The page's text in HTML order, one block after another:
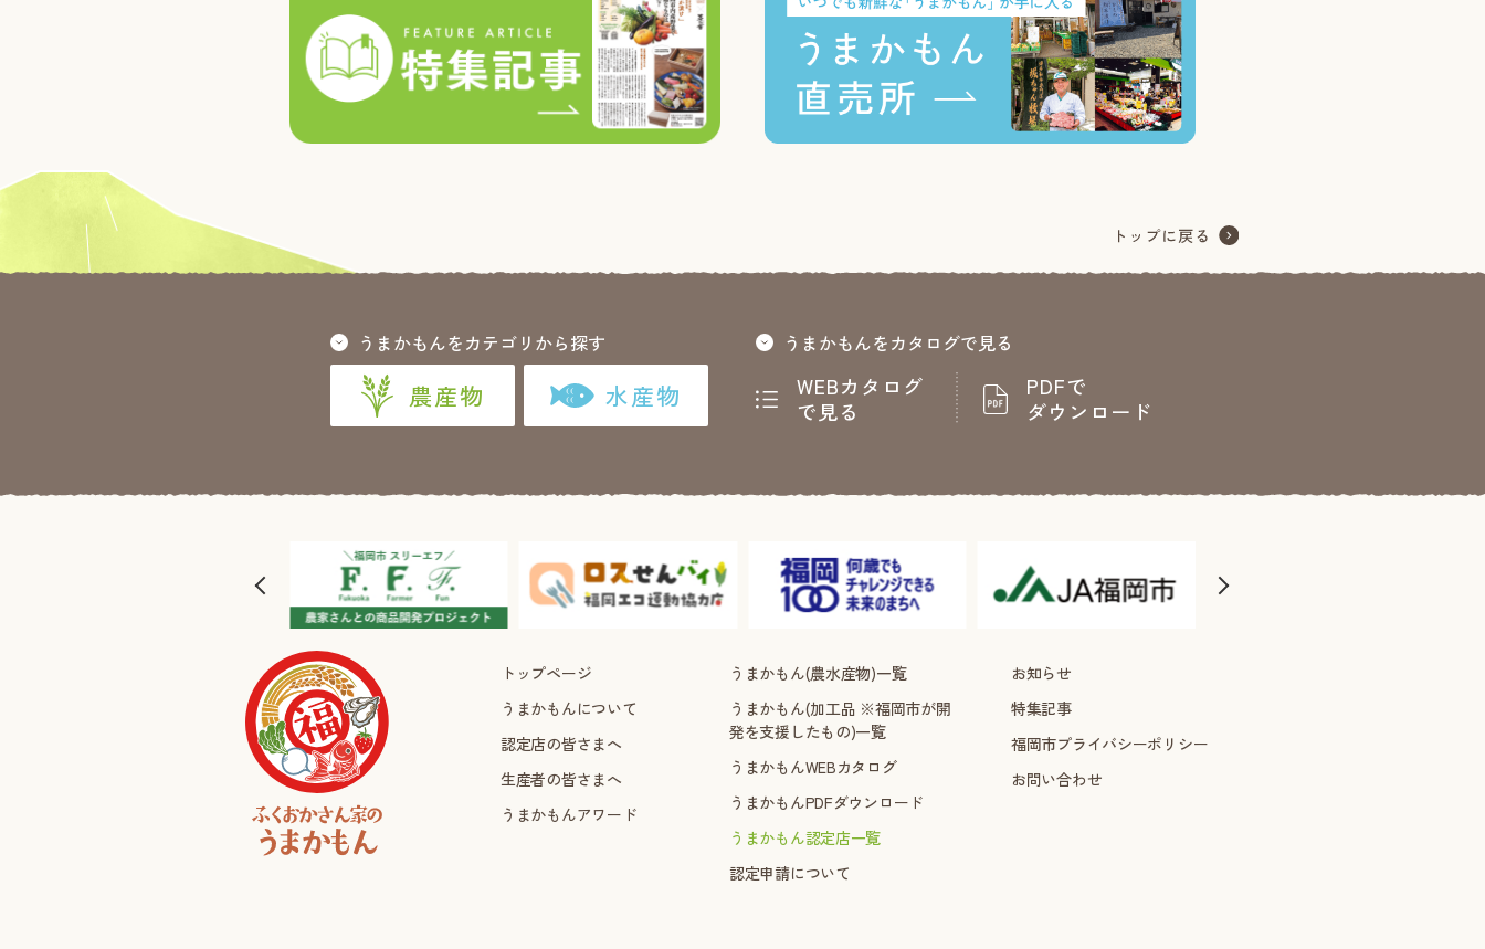
うまかもんをカテゴリから探す
農産物 水産物
うまかもんをカタログで見る
WEBカタログ
で見る
PDFで
ダウンロード
トップページ
うまかもんについて
認定店の皆さまへ
生産者の皆さまへ
うまかもんアワード
うまかもん(農水産物)一覧
うまかもん(加工品 ※福岡市が開
発を支援したもの)一覧
うまかもんWEBカタログ
うまかもんPDFダウンロード
うまかもん認定店一覧
認定申請について
お知らせ
特集記事
福岡市プライバシーポリシー
お問い合わせ